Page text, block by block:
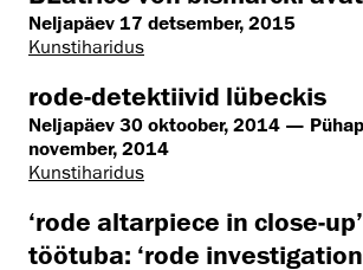
Neljapäev 17 detsember, 2015
Kunstiharidus
rode-detektiivid lübeckis
Neljapäev 30 oktoober, 2014 —
november, 2014
Kunstiharidus
‘rode altarpiece in close-
töötuba: ‘rode